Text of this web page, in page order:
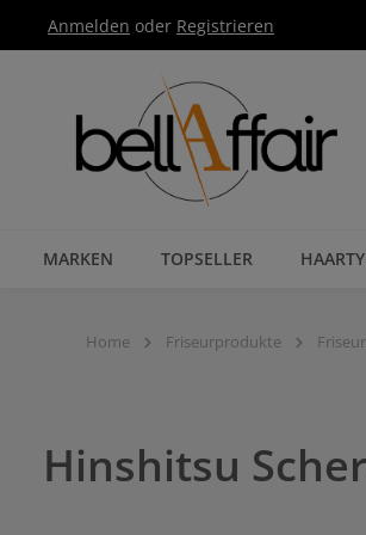
Hauptnavigation springen
Anmelden oder Registrieren
MARKEN TOPSELLER
Home Friseurprodukte
Hinshitsu